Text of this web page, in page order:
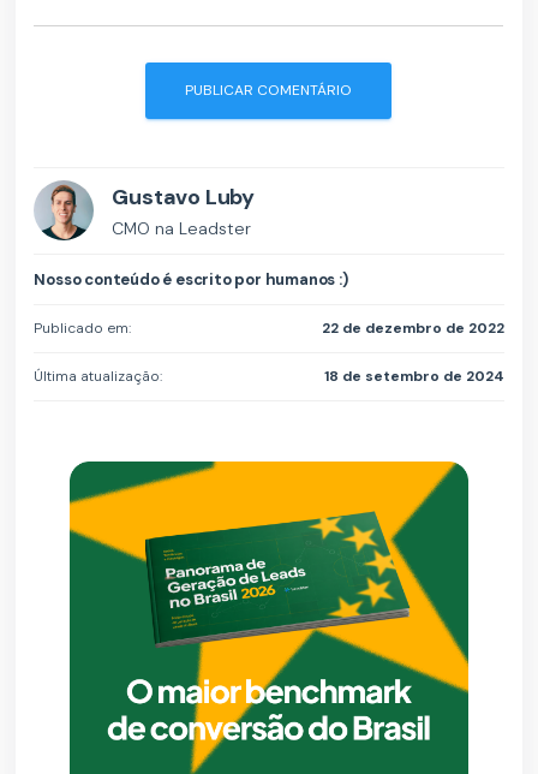
Gustavo Luby
CMO na Leadster
Nosso conteúdo é escrito por humanos :)
Publicado em: 22 de dezembro de 2022
Última atualização: 18 de setembro de 2024